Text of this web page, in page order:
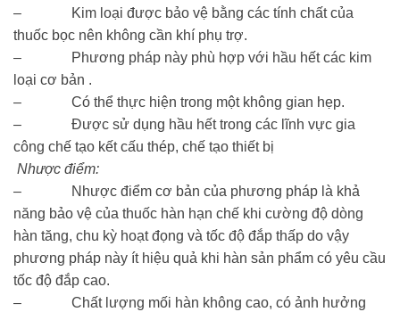
– Kim loại được bảo vệ bằng các tính chất của
thuốc bọc nên không cần khí phụ trợ.
– Phương pháp này phù hợp với hầu hết các kim
loại cơ bản .
– Có thể thực hiện trong một không gian hẹp.
– Được sử dụng hầu hết trong các lĩnh vực gia
công chế tạo kết cấu thép, chế tạo thiết bị
Nhược điểm:
– Nhược điểm cơ bản của phương pháp là khả
năng bảo vệ của thuốc hàn hạn chế khi cường độ dòng
hàn tăng, chu kỳ hoạt đọng và tốc độ đắp thấp do vậy
phương pháp này ít hiệu quả khi hàn sản phẩm có yêu cầu
tốc độ đắp cao.
– Chất lượng mối hàn không cao, có ảnh hưởng